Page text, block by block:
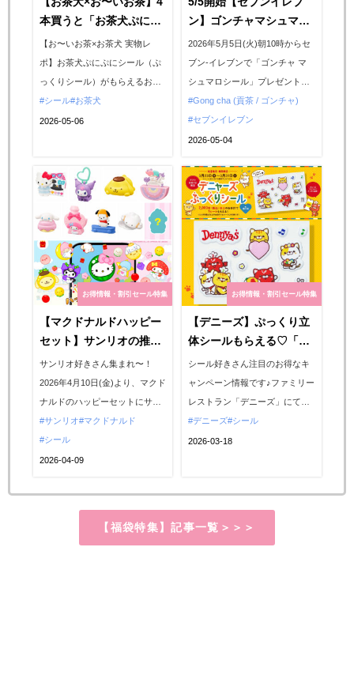
本買うと「お茶犬ぷにぷ
にシール（ぷっくりシー
ル）」もらえたよ♡【実
物レビュー】
【お〜いお茶×お茶犬 実物レ
ポ】お茶犬ぷにぷにシール（ぷ
っくりシール）がもらえるお得
なキャンペーンがスーパーや量
販店で2026年4月下旬〜5月上旬
ト！奇跡のフルコンプが叶いま
した♡3種類の可愛いシールの魅
力を実物写真とともに詳しくお
届けします。...
シール お茶犬
2026-05-06
ン】ゴンチャマシュマロ
シール（ぷっくりシー
ル）もらえる！先着プレ
キャンは争奪戦必至♡
2026年5月5日(火)朝10時からセ
ブン-イレブンで「ゴンチャ マ
シュマロシール」プレゼントキ
ャンペーンがスタートします。
対象のゴンチャのペットボトル
飲料を一度に3本買うと「ゴンチ
1枚もらえるお得なキャンペー
ン。セブンイレブンでしか手に
入らない限定アイテムなので、
ぷっくりシール好きさんは...
Gong cha (貢茶 / ゴンチャ)
セブンイレブン
2026-05-04
お得情報・割引セール特集
【マクドナルドハッピー
セット】サンリオの推し
キャラ大集合♡激かわス
イカゲーム付き！週末プ
レゼントで限定シールも
らえるよ♡
サンリオ好きさん集まれ〜！
2026年4月10日(金)より、マクド
ナルドのハッピーセットにサン
リオキャラクターズが期間限定
で登場♡ハローキティやシナモ
ロールなど、推しキャラのおも
マホで遊べる「激かわスイカゲ
きさん必見の週末限定プレゼン
サンリオ マクドナルド
シール
2026-04-09
お得情報・割引セール特集
【デニーズ】ぷっくり立
体シールもらえる♡「デ
ニャーズシール」プレゼ
ントキャンペーン第1
弾！3月23日(月)スター
ト！
シール好きさん注目のお得なキ
ャンペーン情報です♪ファミリー
レストラン「デニーズ」にて、
2026年3月23日(月)より、デニー
ズ公式アプリ会員限定で、大人
ゼントキャンペーン第1弾がスタ
キャンペーンですので、ぜひチ
デニーズ シール
2026-03-18
【福袋特集】記事一覧＞＞＞